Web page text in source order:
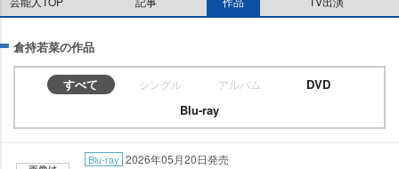
倉持若菜の作品
すべて シングル アルバム
DVD
Blu-ray
Blu-ray 2026年05月20日発売